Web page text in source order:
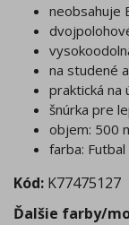
neobsahuje
na studené
praktická na
šnúrka pre
objem: 500
farba: Futbal
Kód: K77475127
Ďalšie farby/